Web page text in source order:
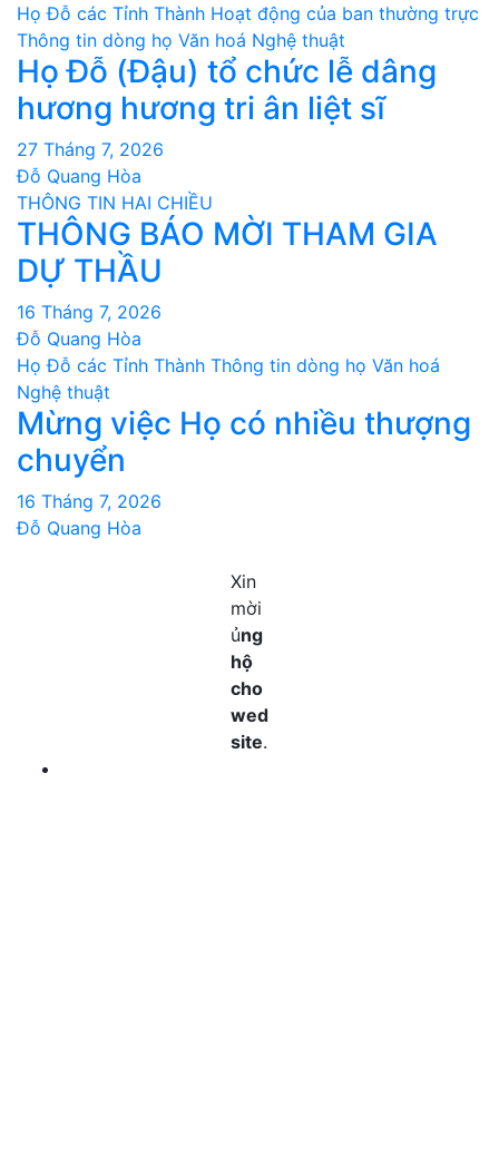
Họ Đỗ các Tỉnh Thành Hoạt động của ban thường trực
Thông tin dòng họ Văn hoá Nghệ thuật
Họ Đỗ (Đậu) tổ chức lễ dâng
hương hương tri ân liệt sĩ
27 Tháng 7, 2026
Đỗ Quang Hòa
THÔNG TIN HAI CHIỀU
THÔNG BÁO MỜI THAM GIA
DỰ THẦU
16 Tháng 7, 2026
Đỗ Quang Hòa
Họ Đỗ các Tỉnh Thành Thông tin dòng họ Văn hoá
Nghệ thuật
Mừng việc Họ có nhiều thượng
chuyển
16 Tháng 7, 2026
Đỗ Quang Hòa
Xin
mời
ủng
hộ
cho
wed
site.